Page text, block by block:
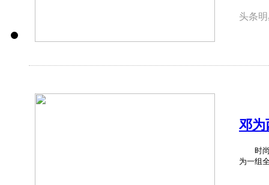
头条
邓为
时尚
为一组